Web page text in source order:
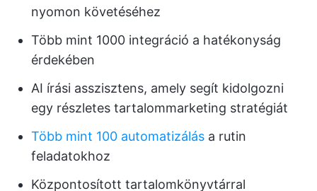
nyomon követéséhez
Több mint 1000 integráció a hatékonyság
érdekében
AI írási asszisztens, amely segít kidolgozni
egy részletes tartalommarketing stratégiát
Több mint 100 automatizálás a rutin
feladatokhoz
Központosított tartalomkönyvtárral